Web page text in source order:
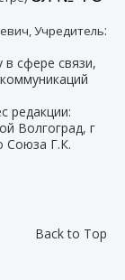
Учредитель:
сфере связи,
редакции:
Волгоград, г
Союза Г.К.
Back to Top